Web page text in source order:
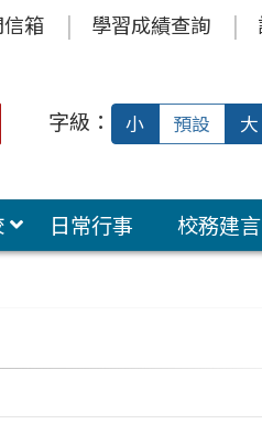
箱 學習成績查詢
搜
字級： 小 預設 大
日常行事
校務建言